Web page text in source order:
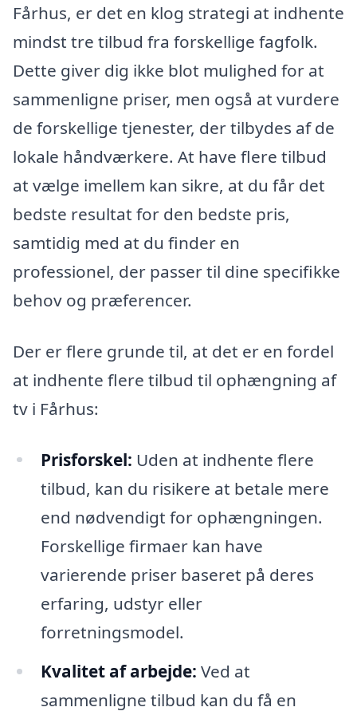
Fårhus, er det en klog strategi at indhente
mindst tre tilbud fra forskellige fagfolk.
Dette giver dig ikke blot mulighed for at
sammenligne priser, men også at vurdere
de forskellige tjenester, der tilbydes af de
lokale håndværkere. At have flere tilbud
at vælge imellem kan sikre, at du får det
bedste resultat for den bedste pris,
samtidig med at du finder en
professionel, der passer til dine specifikke
behov og præferencer.
Der er flere grunde til, at det er en fordel
at indhente flere tilbud til ophængning af
tv i Fårhus:
Prisforskel: Uden at indhente flere
tilbud, kan du risikere at betale mere
end nødvendigt for ophængningen.
Forskellige firmaer kan have
varierende priser baseret på deres
erfaring, udstyr eller
forretningsmodel.
Kvalitet af arbejde: Ved at
sammenligne tilbud kan du få en